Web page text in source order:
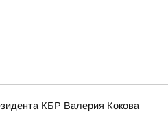
КБР Валерия Кокова